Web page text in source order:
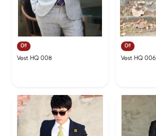
0₫
Vest HQ 008
0₫
Vest HQ 006